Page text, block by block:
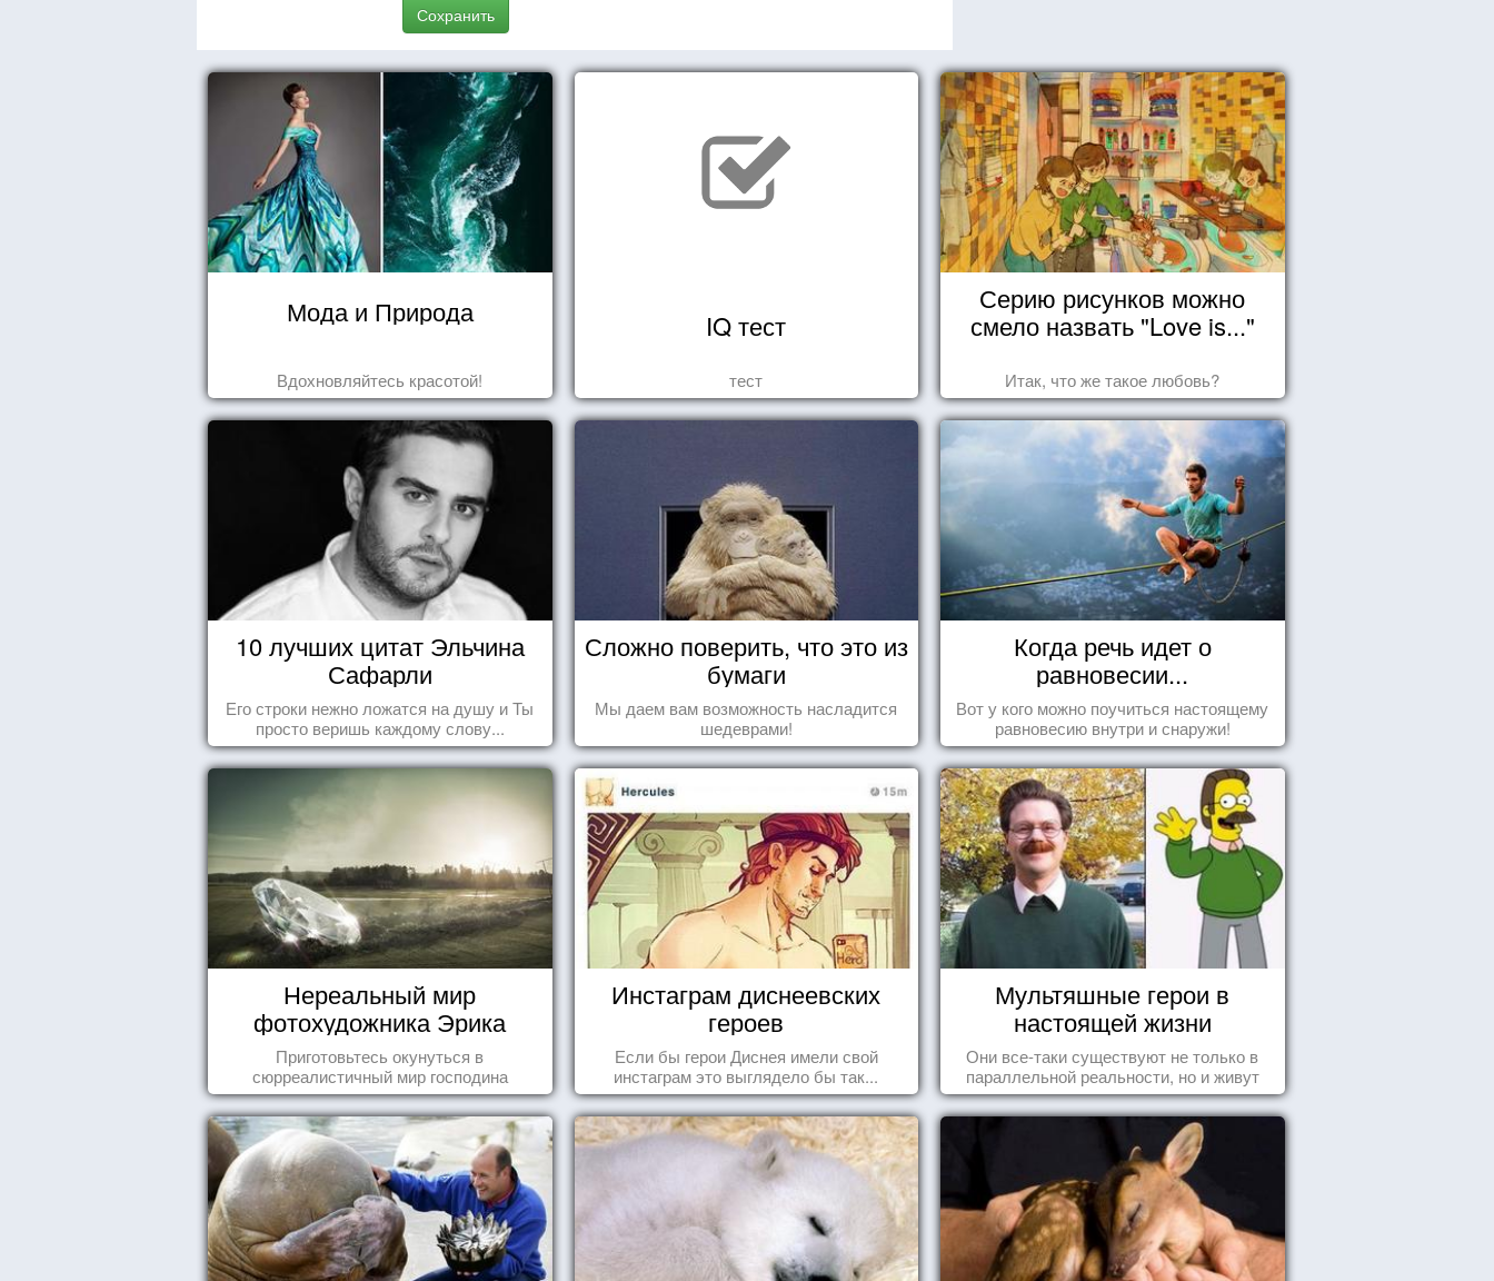
Сохранить
Мода и Природа
Вдохновляйтесь красотой!
IQ тест
тест
Серию рисунков можно
смело назвать "Love is..."
Итак, что же такое любовь?
10 лучших цитат Эльчина
Сафарли
Его строки нежно ложатся на душу и Ты
просто веришь каждому слову...
Сложно поверить, что это из
бумаги
Мы даем вам возможность насладится
шедеврами!
Когда речь идет о
равновесии...
Вот у кого можно поучиться настоящему
равновесию внутри и снаружи!
Нереальный мир
фотохудожника Эрика
Йоханссона
Приготовьтесь окунуться в
сюрреалистичный мир господина
Йоханссона
Инстаграм диснеевских
героев
Если бы герои Диснея имели свой
инстаграм это выглядело бы так...
Мультяшные герои в
настоящей жизни
Они все-таки существуют не только в
параллельной реальности, но и живут
среди нас с вами.